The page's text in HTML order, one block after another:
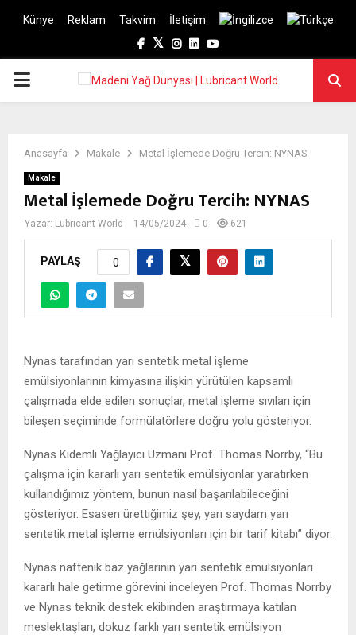
Künye Reklam Takvim
İletişim
Facebook
TwitterInstagram
LinkedinYoutube
PRIMARY
Anasayfa Makale Metal İşlemede Doğru Tercih: NYNAS
Makale
Metal İşlemede Doğru Tercih: NYNAS
Yazar: Lubricant World 14/05/2024 0 621
PAYLAŞ 0
Nynas tarafından yarı sentetik metal işleme
emülsiyonlarının kimyasına ilişkin yürütülen kapsamlı
çalışmada elde edilen sonuçlar, metal işleme sıvıları için
bileşen seçiminde formülatörlere doğru yolu gösteriyor.
Nynas Kıdemli Yağlayıcı Uzmanı Prof. Thomas Norrby, “Bu
çalışma için kararlı yarı sentetik emülsiyonlar yaratırken
kullandığımız yöntem, bunun nasıl başarılabileceğini
gösteriyor. Esasen ürettiğimiz şey, yarı saydam yarı
sentetik metal işleme emülsiyonları için bir tarif kitabı” diyor.
Nynas naftenik baz yağlarının yarı sentetik emülsiyonları
kararlı hale getirme görevini inceleyen Prof. Thomas Norrby
ve Nynas teknik destek ekibinden araştırmaya katılan
meslektaşları, dokuz farklı yarı sentetik emülsiyon